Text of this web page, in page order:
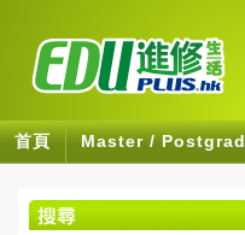
首頁 Master / Postgrad